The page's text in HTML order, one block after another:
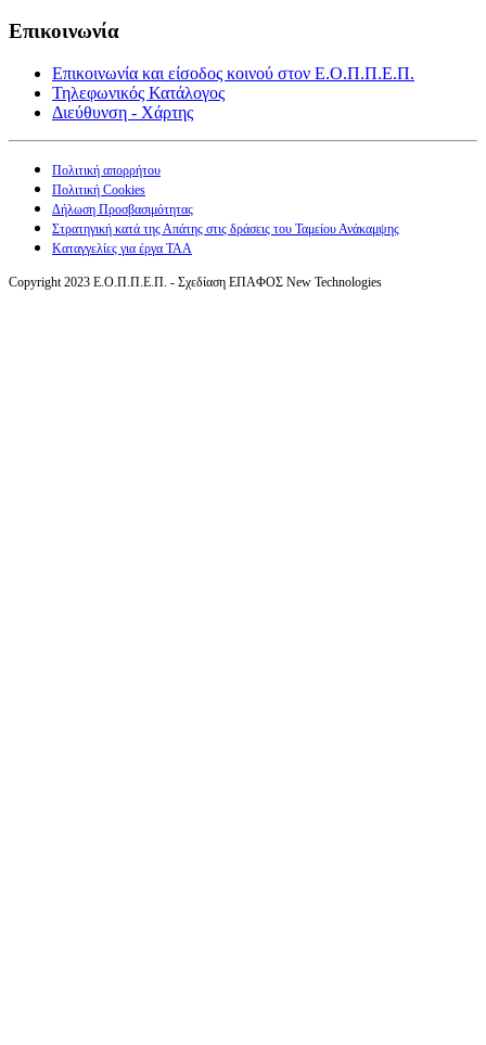
Επικοινωνία
Επικοινωνία και είσοδος κοινού στον Ε.Ο.Π.Π.Ε.Π.
Τηλεφωνικός Κατάλογος
Διεύθυνση - Χάρτης
Πολιτική απορρήτου
Πολιτική Cookies
Δήλωση Προσβασιμότητας
Στρατηγική κατά της Απάτης στις δράσεις του Ταμείου Ανάκαμψης
Καταγγελίες για έργα ΤΑΑ
Copyright 2023 Ε.Ο.Π.Π.Ε.Π. - Σχεδίαση ΕΠΑΦΟΣ New Technologies